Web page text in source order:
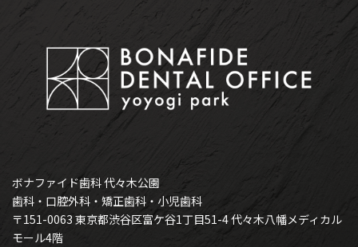
ボナファイド歯科 代々木公園
歯科・口腔外科・矯正歯科・小児歯科
〒151-0063 東京都渋谷区富ケ谷1丁目51-4 代々木八幡メディカル
モール4階